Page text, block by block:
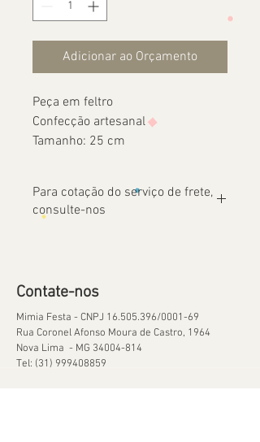
Adicionar ao Orçamento
Peça em feltro
Confecção artesanal
Tamanho: 25 cm
Para cotação do serviço de frete,
consulte-nos
Contate-nos
Mimia Festa - CNPJ 16.505.396/0001-69
Rua Coronel Afonso Moura de Castro, 1964
Nova Lima - MG 34004-814
Tel: (31) 999408859